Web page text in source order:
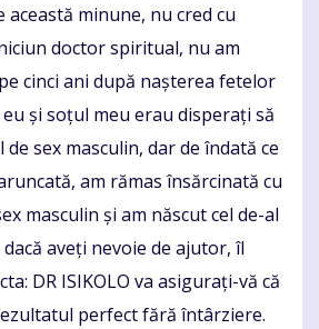
această minune, nu cred cu
doctor spiritual, nu am
cinci ani după nașterea fetelor
eu și soțul meu erau disperați să
sex masculin, dar de îndată ce
am rămas însărcinată cu
masculin și am născut cel de-al
aveți nevoie de ajutor, îl
DR ISIKOLO va asigurați-vă că
perfect fără întârziere.